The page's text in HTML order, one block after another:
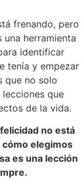
frenando, pero
herramienta
identificar
tenía y empezar
que no solo
que
de la vida.
no está
elegimos
es una lección